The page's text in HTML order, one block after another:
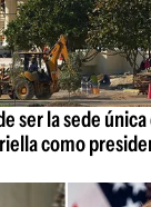
ser la sede
como